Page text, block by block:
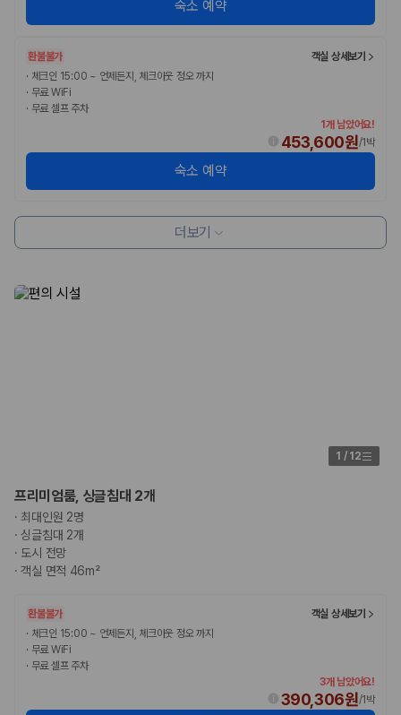
험 조건을 함께 확인해야 합니다.
제주렌트카 보험까지 비교해야 진짜 가격비교입
니다
동일한 차량이라도 보험 조건에 따라 실제 부담 금액이 달라질 수 있습니
다. 카모아는 제주 렌트카 가격뿐 아니라 일반자차, 완전자차, 슈퍼자차 조
건을 함께 확인할 수 있도록 돕습니다.
일반자차:사고 발생 시 일정 금액의 면책금이 발생할 수 있습니다.
보상 한도 내에서 면책금 부담이 줄어드는 보험 조건입니
다.
전국 렌트카 지점
1,829개
제주렌트카 가격비교 자주 묻는 질문
A. 대여일, 반납일, 인수 지역을 선택하면 제주도 렌트카 업체별 가격, 차종,
보험 조건, 예약 가능 차량을 한 번에 비교할 수 있습니다.
Q. 제주 렌트카 최저가는 무엇을 기준으로 비교해야 하나요?
Q. 제주공항 근처 렌트카도 비교할 수 있나요?
Q. 제주 렌트카 가격비교 시 보험도 함께 비교할 수 있나요?
Q. 가족 여행에는 어떤 제주 렌트카를 비교해야 하나요?
숙소 예약
환불불가
객실 상세보기
· 체크인 15:00 ~ 언제든지, 체크아웃 정오 까지
· 무료 WiFi
· 무료 셀프 주차
1개 남았어요!
453,600원/1박
숙소 예약
더보기
1 / 12
프리미엄룸, 싱글침대 2개
· 최대인원 2명
·싱글침대 2개
· 도시 전망
·객실 면적 46m²
환불불가
객실 상세보기
· 체크인 15:00 ~ 언제든지, 체크아웃 정오 까지
· 무료 WiFi
· 무료 셀프 주차
3개 남았어요!
390,306원/1박